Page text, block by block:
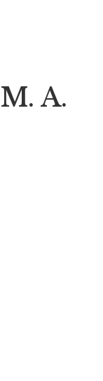
A.